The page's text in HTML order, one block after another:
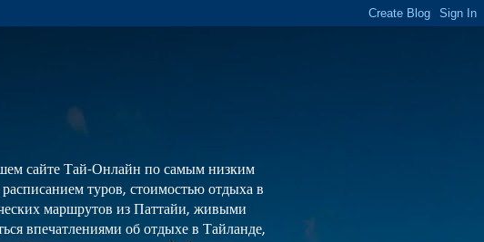
сайте Тай-Онлайн по самым низким
туров, стоимостью отдыха в
маршрутов из Паттайи, живыми
впечатлениями об отдыхе в Тайланде,